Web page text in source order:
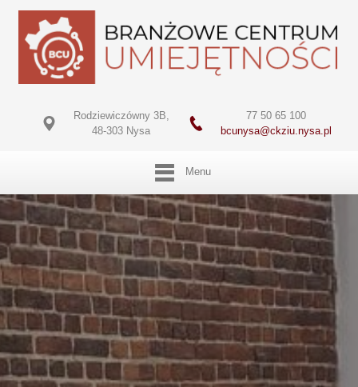
Rodziewiczówny 3B,
48-303 Nysa
77 50 65 100
bcunysa@ckziu.nysa.pl
Menu